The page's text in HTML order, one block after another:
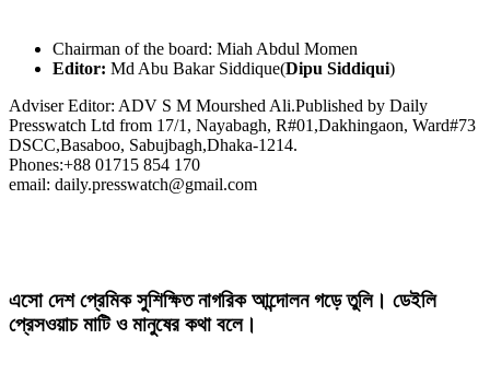
Chairman of the board: Miah Abdul Momen
Editor: Md Abu Bakar Siddique(Dipu Siddiqui)
Adviser Editor: ADV S M Mourshed Ali.Published by Daily
Presswatch Ltd from 17/1, Nayabagh, R#01,Dakhingaon, Ward#73
DSCC,Basaboo, Sabujbagh,Dhaka-1214.
Phones:+88 01715 854 170
email: daily.presswatch@gmail.com
এসো দেশ প্রেমিক সুশিক্ষিত নাগরিক আন্দোলন গড়ে তুলি। ডেইলি
প্রেসওয়াচ মাটি ও মানুষের কথা বলে।